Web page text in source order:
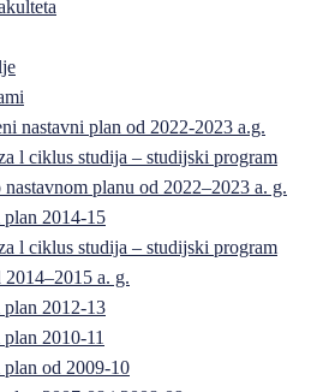
nastavni plan od 2022-2023 a.g.
l ciklus studija – studijski program
nastavnom planu od 2022–2023 a. g.
plan 2014-15
l ciklus studija – studijski program
2014–2015 a. g.
plan 2012-13
2010-11
plan od 2009-10